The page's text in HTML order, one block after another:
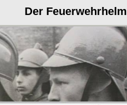
Der Feuerwehrhelm